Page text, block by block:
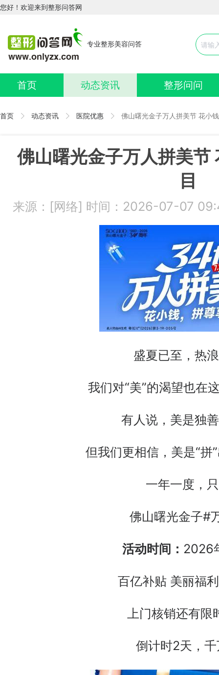
您好！欢迎来到整形问答网
专业整形美容问答
首页 动态资讯 整形问问
首页 动态资讯 医院优惠 佛山曙光金子万人拼美节 花小
佛山曙光金子万人拼美节
目
来源：[网络] 时间：2026-07-07
盛夏已至，热
我们对“美”的渴望也在
有人说，美是独善
但我们更相信，美是“拼”
一年一度，只
佛山曙光金子#
活动时间： 2026
百亿补贴 美丽福利
上门核销还有限
倒计时2天，千